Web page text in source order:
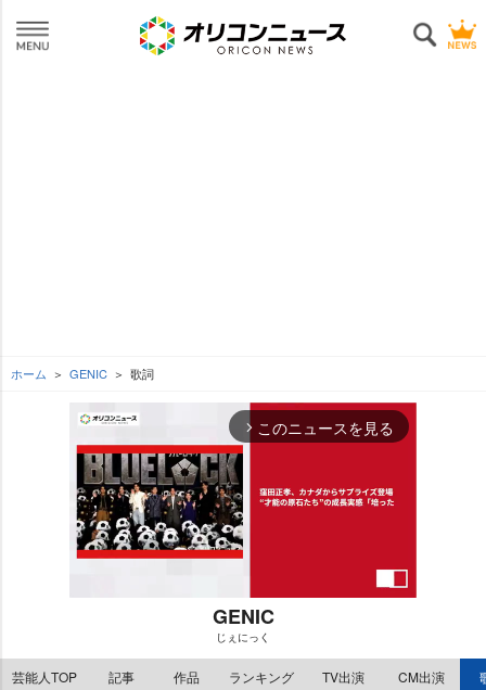
ホーム GENIC 歌詞
arrow_forward_ios このニュースを見る
M
u
GENIC
じぇにっく
芸能人TOP 記事 作品 ランキング TV出演 CM出演